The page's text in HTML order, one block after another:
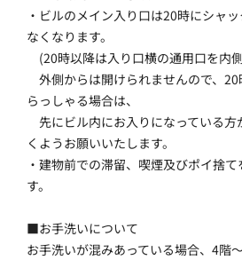
・ビルのメイン入り口は20時にシャ
なくなります。
(20時以降は入り口横の通用口を内
外側からは開けられませんので、
らっしゃる場合は、
先にビル内にお入りになっている方
くようお願いいたします。
・建物前での滞留、喫煙及びポイ捨
す。
■お手洗いについて
お手洗いが混みあっている場合、4階